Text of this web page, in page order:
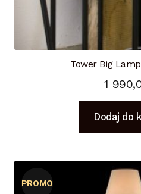
Tower Big
1
Dodaj do
PROMO